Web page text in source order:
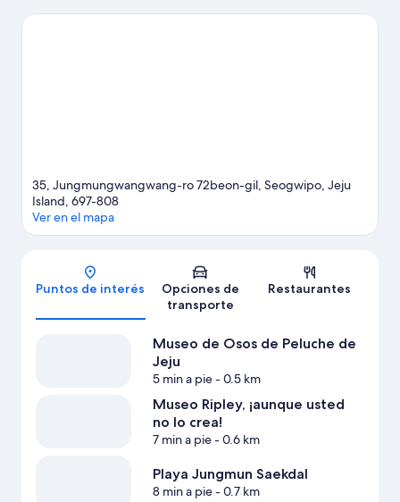
algunos de los puntos de interés más conocidos del área.
35, Jungmungwangwang-ro 72beon-gil, Seogwipo, Jeju
Island, 697-808
Ver en el mapa
Puntos de interés
Opciones de
transporte
Restaurantes
Museo de Osos de Peluche de
Jeju
5 min a pie- 0.5 km
Museo Ripley, ¡aunque usted
no lo crea!
7 min a pie- 0.6 km
Playa Jungmun Saekdal
8 min a pie- 0.7 km